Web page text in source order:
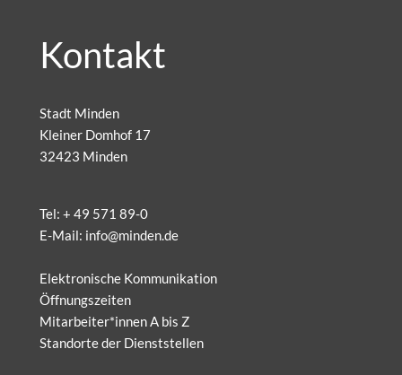
Kontakt
Stadt Minden
Kleiner Domhof 17
32423 Minden
Tel: + 49 571 89-0
E-Mail: info@minden.de
Elektronische Kommunikation
Öffnungszeiten
Mitarbeiter*innen A bis Z
Standorte der Dienststellen